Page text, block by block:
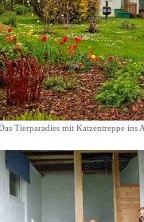
Tierparadies mit Katzentreppe ins